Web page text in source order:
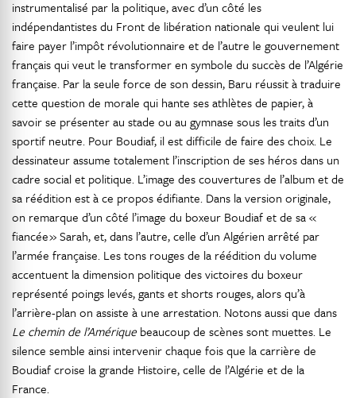
instrumentalisé par la politique, avec d’un côté les
indépendantistes du Front de libération nationale qui veulent lui
faire payer l’impôt révolutionnaire et de l’autre le gouvernement
français qui veut le transformer en symbole du succès de l’Algérie
française. Par la seule force de son dessin, Baru réussit à traduire
cette question de morale qui hante ses athlètes de papier, à
savoir se présenter au stade ou au gymnase sous les traits d’un
sportif neutre. Pour Boudiaf, il est difficile de faire des choix. Le
dessinateur assume totalement l’inscription de ses héros dans un
cadre social et politique. L’image des couvertures de l’album et de
sa réédition est à ce propos édifiante. Dans la version originale,
on remarque d’un côté l’image du boxeur Boudiaf et de sa «
fiancée » Sarah, et, dans l’autre, celle d’un Algérien arrêté par
l’armée française. Les tons rouges de la réédition du volume
accentuent la dimension politique des victoires du boxeur
représenté poings levés, gants et shorts rouges, alors qu’à
l’arrière-plan on assiste à une arrestation. Notons aussi que dans
Le chemin de l’Amérique beaucoup de scènes sont muettes. Le
silence semble ainsi intervenir chaque fois que la carrière de
Boudiaf croise la grande Histoire, celle de l’Algérie et de la
France.